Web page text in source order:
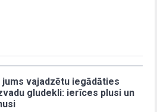
jums vajadzētu iegādāties
gludekli: ierīces plusi un